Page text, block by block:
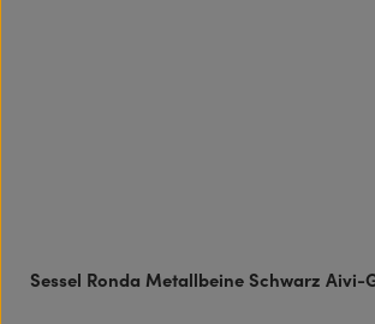
Sessel Ronda Metallbeine Schwarz Aivi-